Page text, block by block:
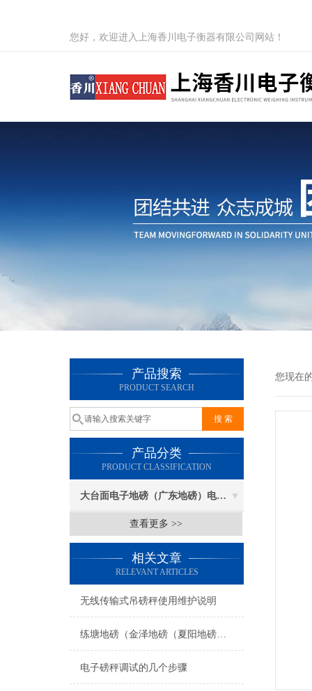
您好，欢迎进入上海香川电子衡器有限公司网站！
产品搜索
PRODUCT SEARCH
产品分类
PRODUCT CLASSIFICATION
大台面电子地磅（广东地磅）电子汽车衡
查看更多 >>
相关文章
RELEVANT ARTICLES
无线传输式吊磅秤使用维护说明
练塘地磅（金泽地磅（夏阳地磅（盈浦地磅）香花桥地磅）奉贤地磅维修
电子磅秤调试的几个步骤
您现在